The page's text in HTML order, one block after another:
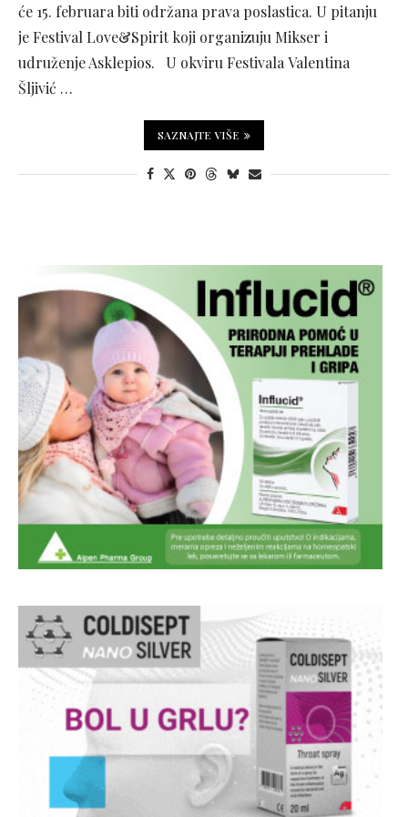
će 15. februara biti održana prava poslastica. U pitanju
je Festival Love&Spirit koji organizuju Mikser i
udruženje Asklepios. U okviru Festivala Valentina
Šljivić …
SAZNAJTE VIŠE